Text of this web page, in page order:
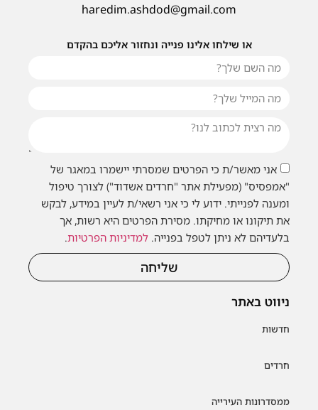
ניווט באתר
חדשות
חרדים
ממסדרונות העירייה
haredim.ashdod@gmail.com
או שילחו אלינו פנייה ונחזור אליכם בהקדם
אני מאשר/ת כי הפרטים שמסרתי יישמרו במאגר של
"אמפסיס" (מפעילת אתר "חרדים אשדוד") לצורך טיפול
ומענה לפנייתי. ידוע לי כי אני רשאי/ת לעיין במידע, לבקש
את תיקונו או מחיקתו. מסירת הפרטים היא רשות, אך
בלעדיהם לא ניתן לטפל בפנייה.למדיניות הפרטיות.
שליחה